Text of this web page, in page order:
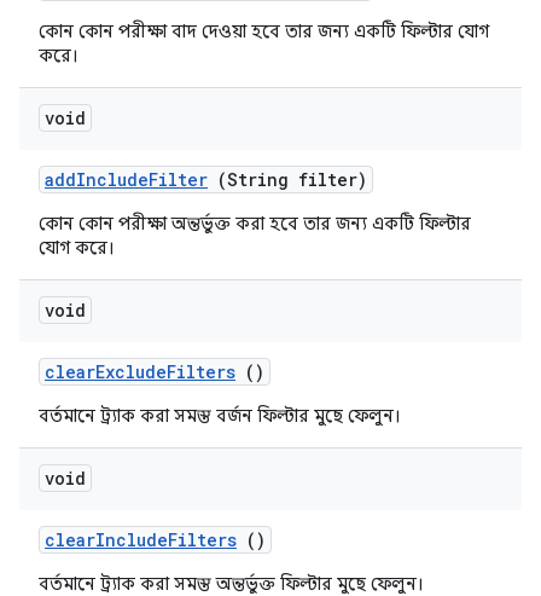
কোন কোন পরীক্ষা বাদ দেওয়া হবে তার জন্য একটি ফিল্টার যোগ
করে।
void
addIncludeFilter (String filter)
কোন কোন পরীক্ষা অন্তর্ভুক্ত করা হবে তার জন্য একটি ফিল্টার
যোগ করে।
void
clearExcludeFilters ()
বর্তমানে ট্র্যাক করা সমস্ত বর্জন ফিল্টার মুছে ফেলুন।
void
clearIncludeFilters ()
বর্তমানে ট্র্যাক করা সমস্ত অন্তর্ভুক্ত ফিল্টার মুছে ফেলুন।